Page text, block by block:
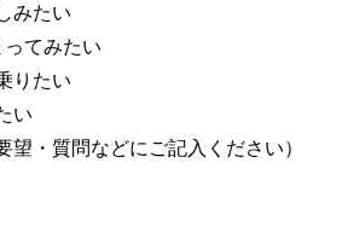
みたい
てみたい
りたい
い
望・質問などにご記入ください）